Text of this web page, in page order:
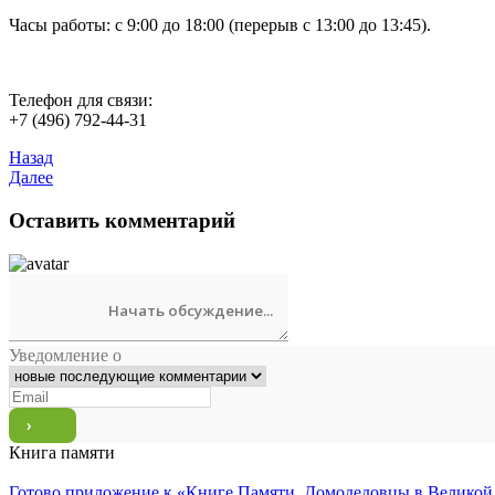
Часы работы: с 9:00 до 18:00 (перерыв с 13:00 до 13:45).
Телефон для связи:
+7 (496) 792-44-31
Назад
Далее
Оставить комментарий
Уведомление о
Книга памяти